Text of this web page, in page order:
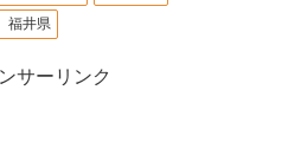
井県
サーリンク